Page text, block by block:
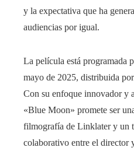
y la expectativa que ha
audiencias por igual.
La película está programada
mayo de 2025, distribuida
Con su enfoque innovador y
«Blue Moon» promete ser
filmografía de Linklater y un
colaborativo entre el director